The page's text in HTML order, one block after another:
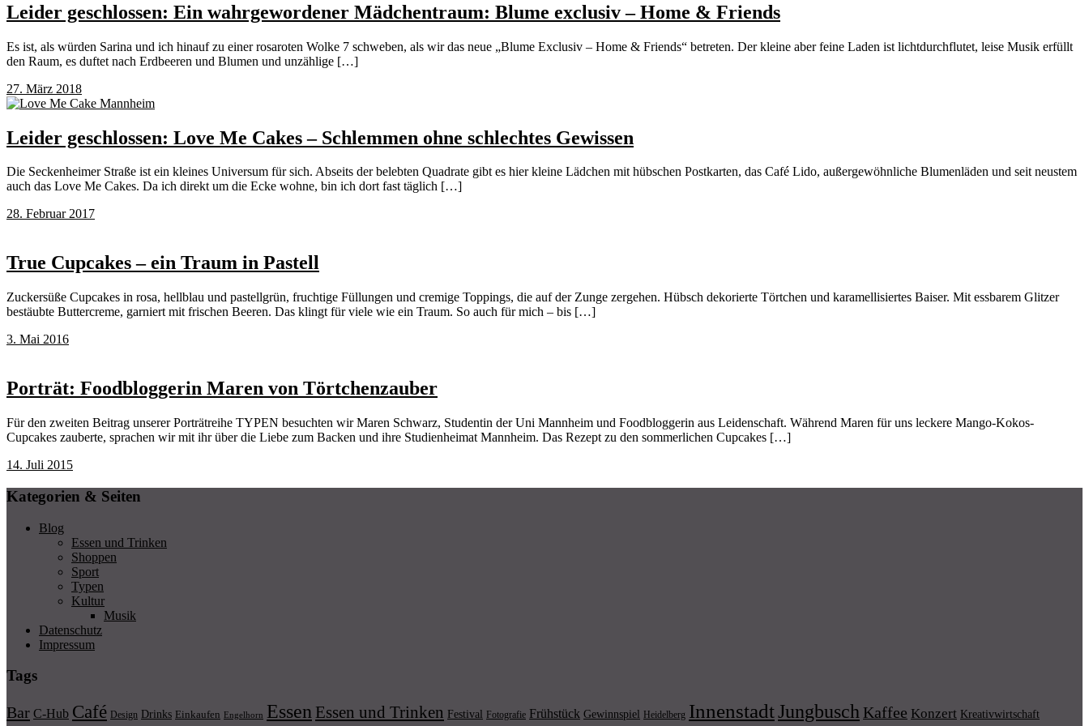
Leider geschlossen: Ein wahrgewordener Mädchentraum: Blume exclusiv – Home & Friends
Es ist, als würden Sarina und ich hinauf zu einer rosaroten Wolke 7 schweben, als wir das neue „Blume Exclusiv – Home & Friends“ betreten. Der kleine aber feine Laden ist lichtdurchflutet, leise Musik erfüllt
den Raum, es duftet nach Erdbeeren und Blumen und unzählige […]
27. März 2018
Leider geschlossen: Love Me Cakes – Schlemmen ohne schlechtes Gewissen
Die Seckenheimer Straße ist ein kleines Universum für sich. Abseits der belebten Quadrate gibt es hier kleine Lädchen mit hübschen Postkarten, das Café Lido, außergewöhnliche Blumenläden und seit neustem
auch das Love Me Cakes. Da ich direkt um die Ecke wohne, bin ich dort fast täglich […]
28. Februar 2017
True Cupcakes – ein Traum in Pastell
Zuckersüße Cupcakes in rosa, hellblau und pastellgrün, fruchtige Füllungen und cremige Toppings, die auf der Zunge zergehen. Hübsch dekorierte Törtchen und karamellisiertes Baiser. Mit essbarem Glitzer
bestäubte Buttercreme, garniert mit frischen Beeren. Das klingt für viele wie ein Traum. So auch für mich – bis […]
3. Mai 2016
Porträt: Foodbloggerin Maren von Törtchenzauber
Für den zweiten Beitrag unserer Porträtreihe TYPEN besuchten wir Maren Schwarz, Studentin der Uni Mannheim und Foodbloggerin aus Leidenschaft. Während Maren für uns leckere Mango-Kokos-
Cupcakes zauberte, sprachen wir mit ihr über die Liebe zum Backen und ihre Studienheimat Mannheim. Das Rezept zu den sommerlichen Cupcakes […]
14. Juli 2015
Kategorien & Seiten
Blog
Essen und Trinken
Shoppen
Sport
Typen
Kultur
Musik
Datenschutz
Impressum
Tags
Bar C-Hub Café Design Drinks Einkaufen Engelhorn Essen Essen und Trinken Festival Fotografie Frühstück Gewinnspiel Heidelberg InnenstadtJungbusch Kaffee Konzert Kreativwirtschaft